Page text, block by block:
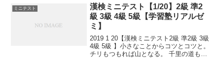
も一歩から。 日々是精進、継続は...
ミニテスト
漢検ミニテスト【1/20】2級 準2
級 3級 4級 5級【学習塾リアルゼ
ミ】
2019 1 20【漢検ミニテスト2級 準2級 3級
4級 5級 】小さなことからコツとコツと。
チリもつもれば山となる。 千里の道も一